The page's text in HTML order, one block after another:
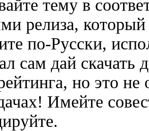
тему в
релиза,
по-Русски,
сам дай скачать
но это не
Имейте